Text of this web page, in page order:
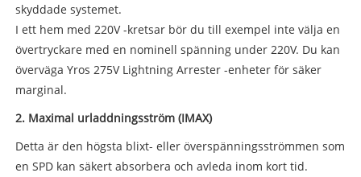
skyddade systemet.
I ett hem med 220V -kretsar bör du till exempel inte välja en
övertryckare med en nominell spänning under 220V. Du kan
överväga Yros 275V Lightning Arrester -enheter för säker
marginal.
2. Maximal urladdningsström (IMAX)
Detta är den högsta blixt- eller överspänningsströmmen som
en SPD kan säkert absorbera och avleda inom kort tid.